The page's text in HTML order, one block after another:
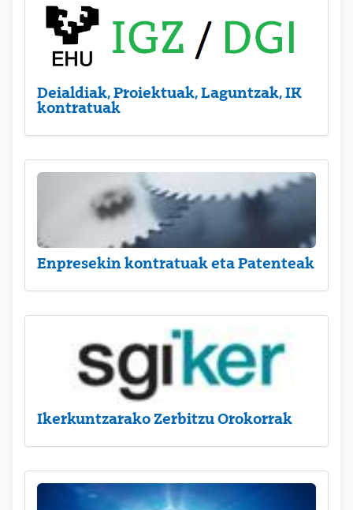
Deialdiak, Proiektuak, Laguntzak, IK
kontratuak
Enpresekin kontratuak eta Patenteak
Ikerkuntzarako Zerbitzu Orokorrak